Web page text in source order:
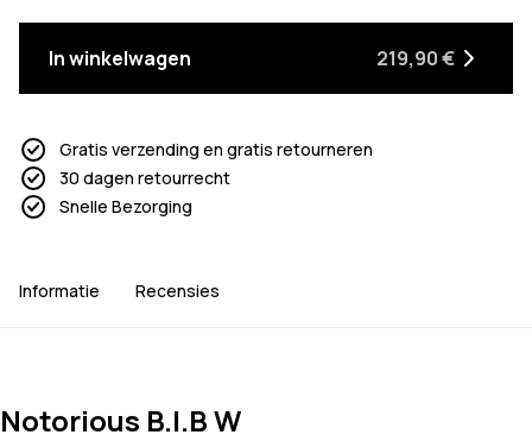
In winkelwagen 219,90 €
Gratis verzending en gratis retourneren
30 dagen retourrecht
Snelle Bezorging
Informatie Recensies
Notorious B.I.B W